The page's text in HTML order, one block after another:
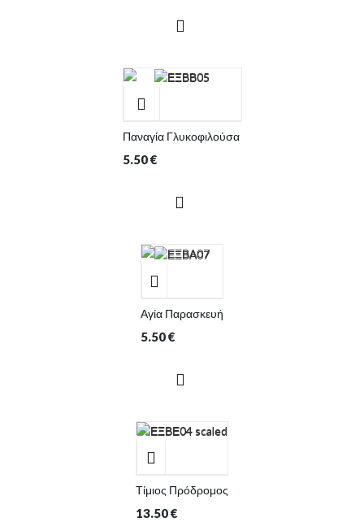
Παναγία Γλυκοφιλούσα
5.50€
Αγία Παρασκευή
5.50€
Τίμιος Πρόδρομος
13.50€